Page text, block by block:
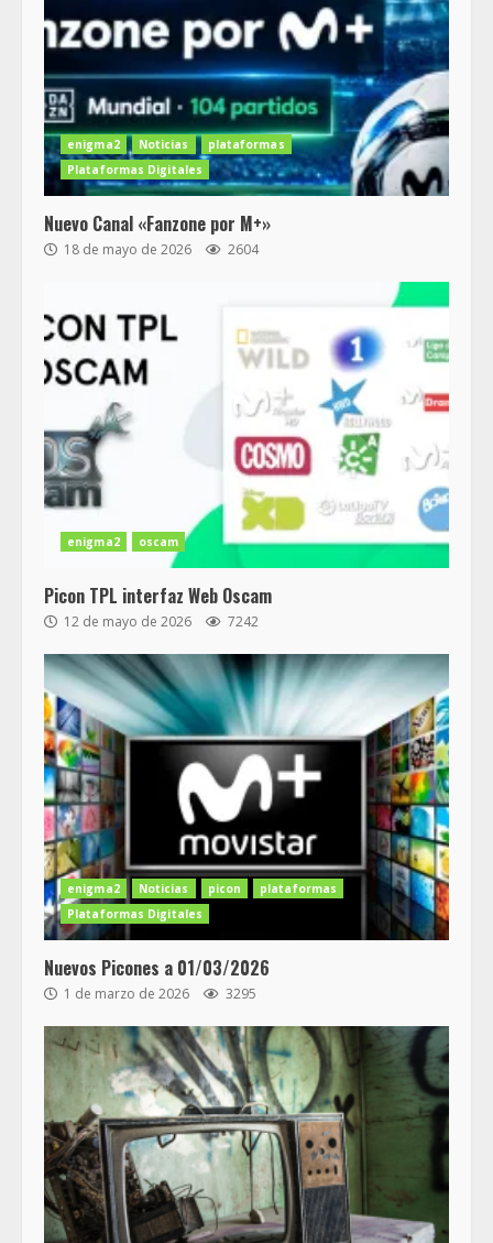
enigma2 Noticias
plataformas
Plataformas Digitales
Nuevo Canal «Fanzone por M+»
18 de mayo de 2026 2604
enigma2 oscam
Picon TPL interfaz Web Oscam
12 de mayo de 2026 7242
enigma2 Noticias picon
plataformas
Plataformas Digitales
Nuevos Picones a 01/03/2026
1 de marzo de 2026 3295